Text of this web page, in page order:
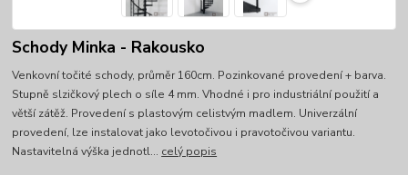
Schody Minka - Rakousko
Venkovní točité schody, průměr 160cm. Pozinkované provedení + barva.
Stupně slzičkový plech o síle 4 mm. Vhodné i pro industriální použití a
větší zátěž. Provedení s plastovým celistvým madlem. Univerzální
provedení, lze instalovat jako levotočivou i pravotočivou variantu.
Nastavitelná výška jednotl... celý popis